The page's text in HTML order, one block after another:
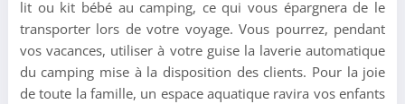
lit ou kit bébé au camping, ce qui vous épargnera de le
transporter lors de votre voyage. Vous pourrez, pendant
vos vacances, utiliser à votre guise la laverie automatique
du camping mise à la disposition des clients. Pour la joie
de toute la famille, un espace aquatique ravira vos enfants